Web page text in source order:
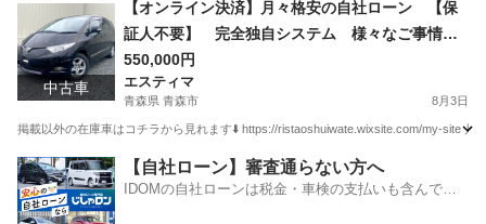
中古車
【オンライン決済】月々格安の自社ローン 【保
証人不要】 完全独自システム 様々なご事情に
対応できます◎ 【車検2年付き】エスティマ☆4
WD☆7人乗り 詳細・在庫情報は今すぐ本文をch
eck👇
550,000円
エスティマ
青森県 青森市 8月3日
掲載以外の在庫車はコチラから見れます⬇️ https://ristaoshuiwate.wixsite.com/my-site 月
青森 青森市 エスティマ 月々
【自社ローン】審査通らない方へ
IDOMの自社ローンは税金・車検の支払いも含んでい